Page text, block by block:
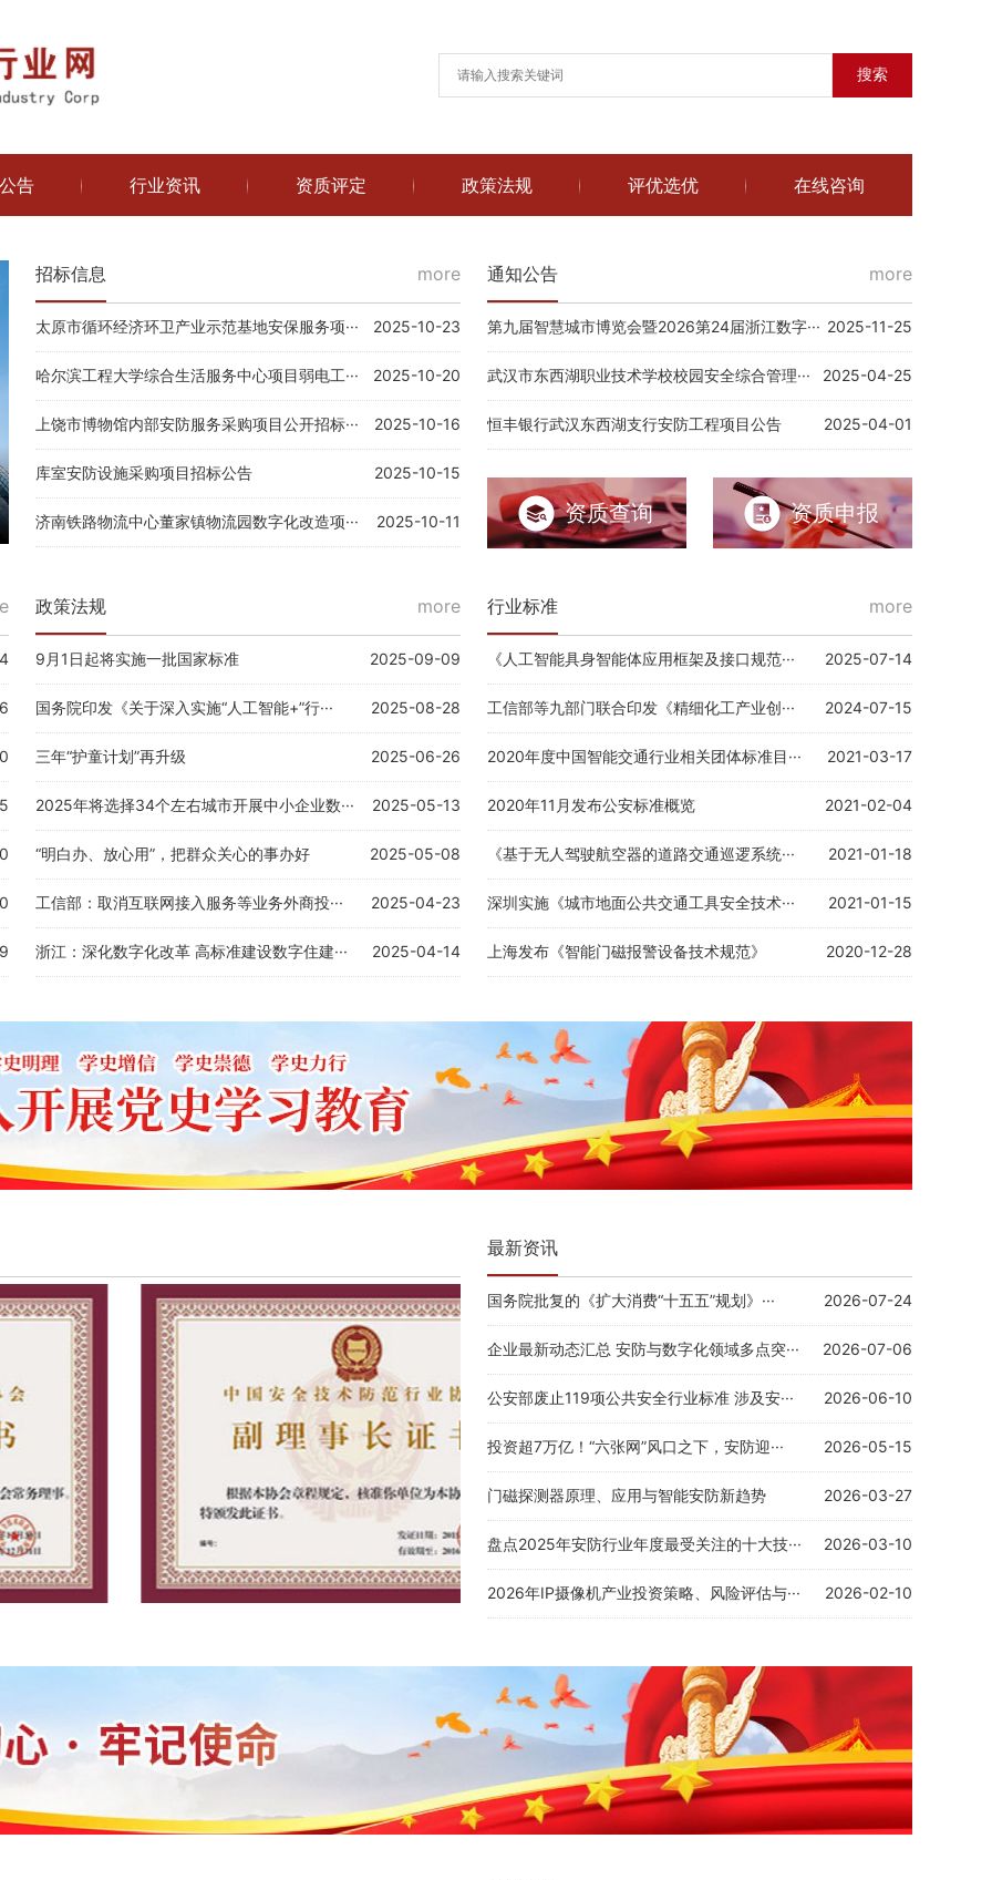
搜索
告 行业资讯 资质评定 政策法规 评优选优 在线咨询
辽宁省“智慧警局”实现全天开放 24小时服务不打烊 住建部：加快融入智慧城市建设 老旧小区迎来新一轮改造热潮
招标信息 more
太原市循环经济环卫产业示范基地安保服务项··· 2025-10-23
哈尔滨工程大学综合生活服务中心项目弱电工··· 2025-10-20
上饶市博物馆内部安防服务采购项目公开招标··· 2025-10-16
库室安防设施采购项目招标公告 2025-10-15
济南铁路物流中心董家镇物流园数字化改造项··· 2025-10-11
通知公告 more
第九届智慧城市博览会暨2026第24届浙江数字··· 2025-11-25
武汉市东西湖职业技术学校校园安全综合管理··· 2025-04-25
恒丰银行武汉东西湖支行安防工程项目公告 2025-04-01
资质查询 资质申报
政策法规 more
9月1日起将实施一批国家标准 2025-09-09
国务院印发《关于深入实施“人工智能+”行··· 2025-08-28
三年“护童计划”再升级 2025-06-26
2025年将选择34个左右城市开展中小企业数··· 2025-05-13
“明白办、放心用”，把群众关心的事办好 2025-05-08
工信部：取消互联网接入服务等业务外商投··· 2025-04-23
浙江：深化数字化改革 高标准建设数字住建··· 2025-04-14
行业标准 more
《人工智能具身智能体应用框架及接口规范··· 2025-07-14
工信部等九部门联合印发《精细化工产业创··· 2024-07-15
2020年度中国智能交通行业相关团体标准目··· 2021-03-17
2020年11月发布公安标准概览 2021-02-04
《基于无人驾驶航空器的道路交通巡逻系统··· 2021-01-18
深圳实施《城市地面公共交通工具安全技术··· 2021-01-15
上海发布《智能门磁报警设备技术规范》 2020-12-28
最新资讯
国务院批复的《扩大消费“十五五”规划》··· 2026-07-24
企业最新动态汇总 安防与数字化领域多点突··· 2026-07-06
公安部废止119项公共安全行业标准 涉及安··· 2026-06-10
投资超7万亿！“六张网”风口之下，安防迎··· 2026-05-15
门磁探测器原理、应用与智能安防新趋势 2026-03-27
盘点2025年安防行业年度最受关注的十大技··· 2026-03-10
2026年IP摄像机产业投资策略、风险评估与··· 2026-02-10